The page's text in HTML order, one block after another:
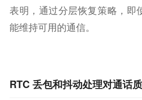
表明，通过分层恢复策略，即
能维持可用的通信。
RTC 丢包和抖动处理对通话